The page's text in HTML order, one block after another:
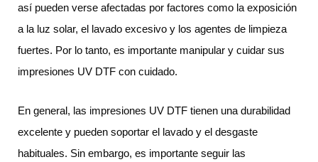
así pueden verse afectadas por factores como la exposición
a la luz solar, el lavado excesivo y los agentes de limpieza
fuertes. Por lo tanto, es importante manipular y cuidar sus
impresiones UV DTF con cuidado.
En general, las impresiones UV DTF tienen una durabilidad
excelente y pueden soportar el lavado y el desgaste
habituales. Sin embargo, es importante seguir las